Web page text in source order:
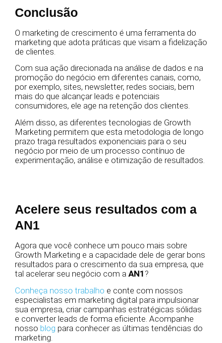
Conclusão
O marketing de crescimento é uma ferramenta do
marketing que adota práticas que visam a fidelização
de clientes.
Com sua ação direcionada na análise de dados e na
promoção do negócio em diferentes canais, como,
por exemplo, sites, newsletter, redes sociais, bem
mais do que alcançar leads e potenciais
consumidores, ele age na retenção dos clientes.
Além disso, as diferentes tecnologias de Growth
Marketing permitem que esta metodologia de longo
prazo traga resultados exponenciais para o seu
negócio por meio de um processo contínuo de
experimentação, análise e otimização de resultados.
Acelere seus resultados com a
AN1
Agora que você conhece um pouco mais sobre
Growth Marketing e a capacidade dele de gerar bons
resultados para o crescimento da sua empresa, que
tal acelerar seu negócio com a AN1 ?
Conheça nosso trabalho e conte com nossos
especialistas em marketing digital para impulsionar
sua empresa, criar campanhas estratégicas sólidas
e converter leads de forma eficiente. Acompanhe
nosso blog para conhecer as últimas tendências do
marketing.